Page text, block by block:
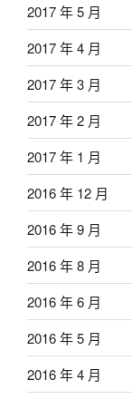
2017 年 5 月
2017 年 4 月
2017 年 3 月
2017 年 2 月
2017 年 1 月
2016 年 12 月
2016 年 9 月
2016 年 8 月
2016 年 6 月
2016 年 5 月
2016 年 4 月